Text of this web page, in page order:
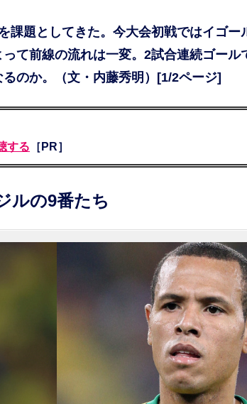
題としてきた。今大会初戦ではイゴー
て前線の流れは一変。2試合連続ゴール
のか。（文・内藤秀明）[1/2ページ]
する ［PR］
ルの9番たち